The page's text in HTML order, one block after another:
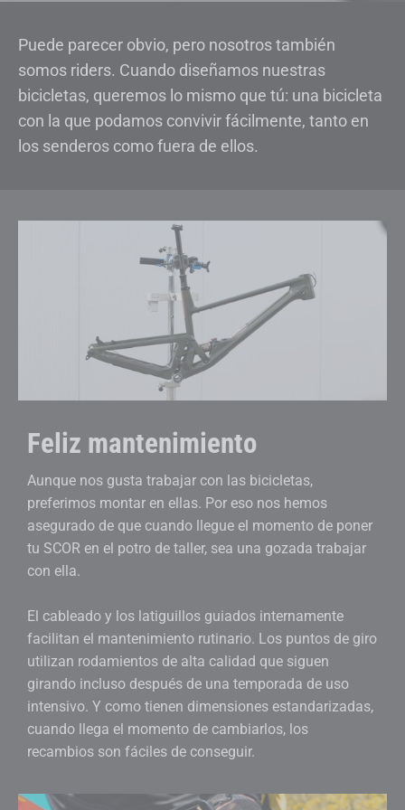
Puede parecer obvio, pero nosotros también
somos riders. Cuando diseñamos nuestras
bicicletas, queremos lo mismo que tú: una bicicleta
con la que podamos convivir fácilmente, tanto en
los senderos como fuera de ellos.
Feliz mantenimiento
Aunque nos gusta trabajar con las bicicletas,
preferimos montar en ellas. Por eso nos hemos
asegurado de que cuando llegue el momento de poner
tu SCOR en el potro de taller, sea una gozada trabajar
con ella.
El cableado y los latiguillos guiados internamente
facilitan el mantenimiento rutinario. Los puntos de giro
utilizan rodamientos de alta calidad que siguen
girando incluso después de una temporada de uso
intensivo. Y como tienen dimensiones estandarizadas,
cuando llega el momento de cambiarlos, los
recambios son fáciles de conseguir.